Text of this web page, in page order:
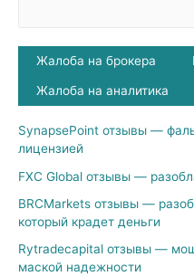
Жалоба на брокера
Жалоба на аналитика
SynapsePoint отзывы —
лицензией
FXC Global отзывы —
BRCMarkets отзывы —
который крадет деньги
Rytradecapital отзывы —
маской надежности